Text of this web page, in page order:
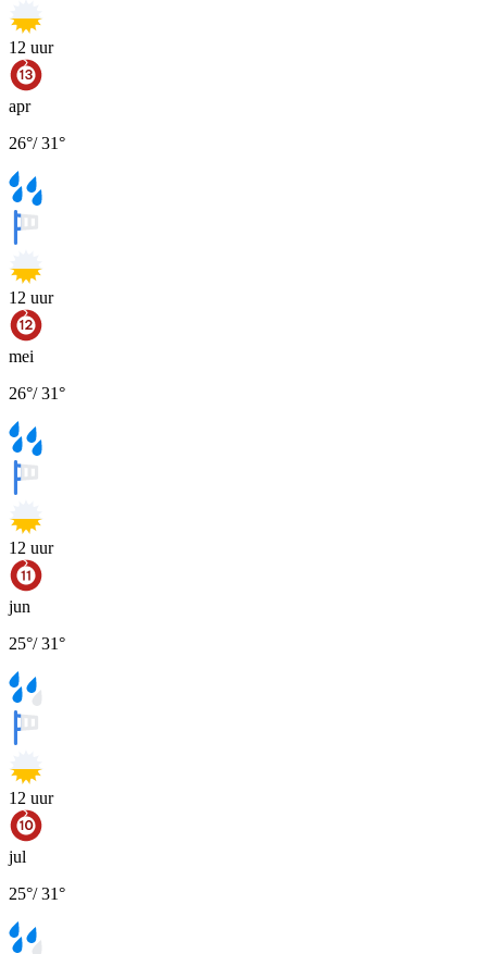
12 uur
apr
26°/31°
12 uur
mei
26°/31°
12 uur
jun
25°/31°
12 uur
jul
25°/31°